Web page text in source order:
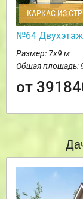
КАРКАС ИЗ
№64
Размер: 7х9 м
Общая площадь:
от